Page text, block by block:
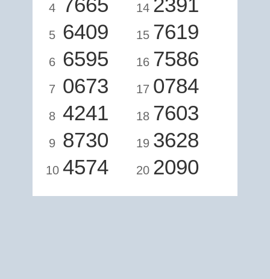
4
5 6409
6 6595
7 0673
8 4241
9 8730
10 4574
14
15 7619
16 7586
17 0784
18 7603
19 3628
20 2090